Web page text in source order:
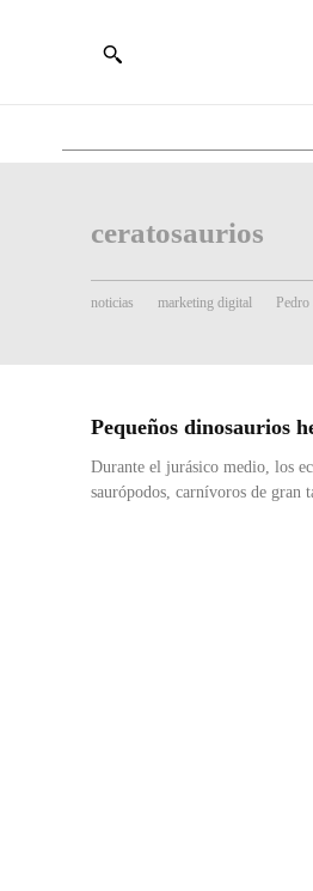
ceratosaurios
noticias marketing digital Pedro
Pequeños dinosaurios
Durante el jurásico medio, los
saurópodos, carnívoros de gran